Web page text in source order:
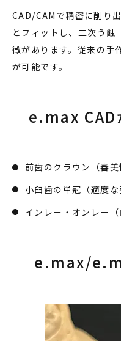
CAD/CAMで精密に削り
とフィットし、二次う蝕
徴があります。従来の手
が可能です。
e.max CAD
前歯のクラウン（審美
小臼歯の単冠（適度な
インレー・オンレー（
e.max/